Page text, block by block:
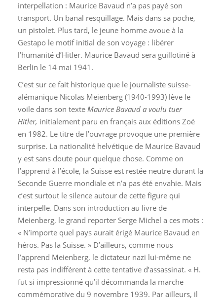
interpellation : Maurice Bavaud n’a pas payé son
transport. Un banal resquillage. Mais dans sa poche,
un pistolet. Plus tard, le jeune homme avoue à la
Gestapo le motif initial de son voyage : libérer
l’humanité d’Hitler. Maurice Bavaud sera guillotiné à
Berlin le 14 mai 1941.
C’est sur ce fait historique que le journaliste suisse-
alémanique Nicolas Meienberg (1940-1993) lève le
voile dans son texte Maurice Bavaud a voulu tuer
Hitler, initialement paru en français aux éditions Zoé
en 1982. Le titre de l’ouvrage provoque une première
surprise. La nationalité helvétique de Maurice Bavaud
y est sans doute pour quelque chose. Comme on
l’apprend à l’école, la Suisse est restée neutre durant la
Seconde Guerre mondiale et n’a pas été envahie. Mais
c’est surtout le silence autour de cette figure qui
interpelle. Dans son introduction au livre de
Meienberg, le grand reporter Serge Michel a ces mots :
« N’importe quel pays aurait érigé Maurice Bavaud en
héros. Pas la Suisse. » D’ailleurs, comme nous
l’apprend Meienberg, le dictateur nazi lui-même ne
resta pas indifférent à cette tentative d’assassinat. « H.
fut si impressionné qu’il décommanda la marche
commémorative du 9 novembre 1939. Par ailleurs, il